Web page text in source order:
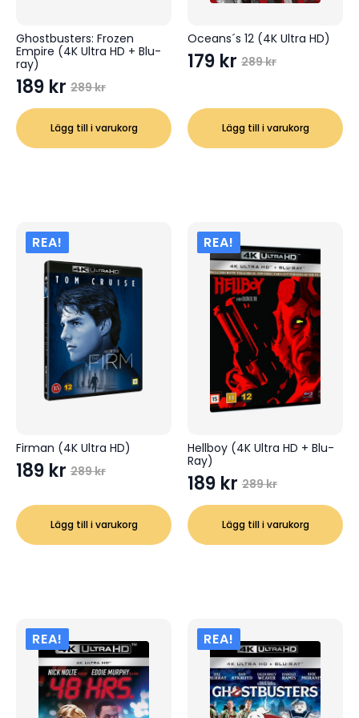
Ghostbusters: Frozen
Empire (4K Ultra HD + Blu-
ray)
289kr
Det
ursprungliga
priset
189 kr
Det
nuvarande
prisetLägg till i varukorg
Oceans´s 12 (4K Ultra HD)
289kr
Det
priset
var:
289 kr.
179 kr
Det
priset
är:
179 kr.
Lägg till i varukorg
REA!
Firman (4K Ultra HD)
289kr
Det
ursprungliga
priset
var:
189 kr
Det
nuvarande
priset
är:
Lägg till i varukorg
REA!
Hellboy (4K Ultra HD + Blu-
Ray)
289kr
Det
ursprungliga
priset
189 kr
Det
nuvarande
prisetLägg till i varukorg
REA! REA!